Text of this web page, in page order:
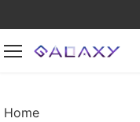
to
content
Home